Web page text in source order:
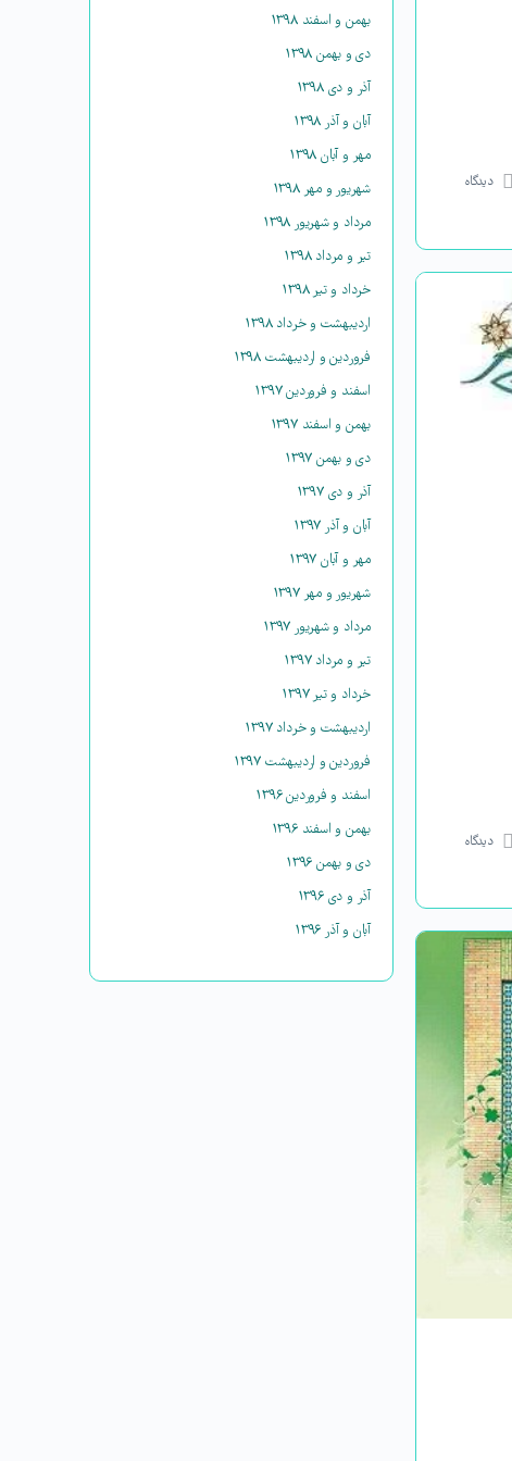
دیدگاه
دیدگاه
بهمن و اسفند ۱۳۹۸
دی و بهمن ۱۳۹۸
آذر و دی ۱۳۹۸
آبان و آذر ۱۳۹۸
مهر و آبان ۱۳۹۸
شهریور و مهر ۱۳۹۸
مرداد و شهریور ۱۳۹۸
تیر و مرداد ۱۳۹۸
خرداد و تیر ۱۳۹۸
اردیبهشت و خرداد ۱۳۹۸
فروردین و اردیبهشت ۱۳۹۸
اسفند و فروردین ۱۳۹۷
بهمن و اسفند ۱۳۹۷
دی و بهمن ۱۳۹۷
آذر و دی ۱۳۹۷
آبان و آذر ۱۳۹۷
مهر و آبان ۱۳۹۷
شهریور و مهر ۱۳۹۷
مرداد و شهریور ۱۳۹۷
تیر و مرداد ۱۳۹۷
خرداد و تیر ۱۳۹۷
اردیبهشت و خرداد ۱۳۹۷
فروردین و اردیبهشت ۱۳۹۷
اسفند و فروردین ۱۳۹۶
بهمن و اسفند ۱۳۹۶
دی و بهمن ۱۳۹۶
آذر و دی ۱۳۹۶
آبان و آذر ۱۳۹۶